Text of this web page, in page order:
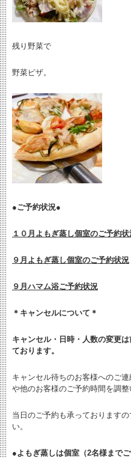
残り野菜で
野菜ピザ。
●ご予約状況●
１０月よもぎ蒸し個室のご予約状
９月よもぎ蒸し個室のご予約状況
９月ハマム浴ご予約状況
＊キャンセルについて＊
キャンセル・日時・人数の変更は
ております。
キャンセル待ちのお客様へのご
や他のお客様のご予約時間を調整
当日のご予約も承っております
い。
●よもぎ蒸しは個室（2名様まで